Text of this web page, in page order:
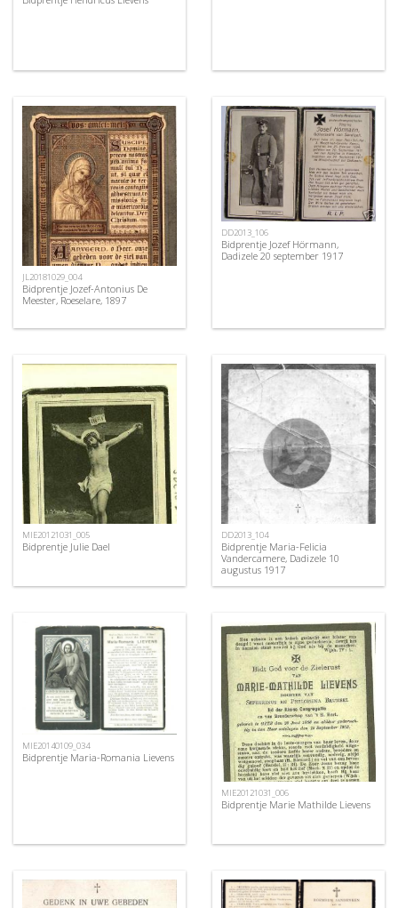
JL20181029_004
Bidprentje Jozef-Antonius De
Meester, Roeselare, 1897
DD2013_106
Bidprentje Jozef Hörmann,
Dadizele 20 september 1917
MIE20121031_005
Bidprentje Julie Dael
DD2013_104
Bidprentje Maria-Felicia
Vandercamere, Dadizele 10
augustus 1917
MIE20140109_034
Bidprentje Maria-Romania Lievens
MIE20121031_006
Bidprentje Marie Mathilde Lievens